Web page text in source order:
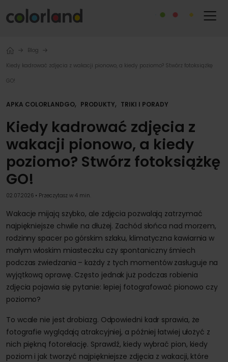
Blog
Kiedy kadrować zdjęcia z wakacji pionowo, a kiedy poziomo? Stwórz fotoksiążkę
GO!
APKA COLORLANDGO, PRODUKTY, TRIKI I PORADY
Kiedy kadrować zdjęcia z
wakacji pionowo, a kiedy
poziomo? Stwórz fotoksiążkę
GO!
02.07.2026 • Przeczytasz w 4 min.
Wakacje mijają szybko, ale zdjęcia pozwalają zatrzymać
najpiękniejsze chwile na dłużej. Zachód słońca nad morzem,
rodzinny spacer po górskim szlaku, klimatyczna kawiarnia w
małym włoskim miasteczku czy spontaniczny śmiech
podczas zwiedzania – każdy z tych momentów zasługuje na
wyjątkową oprawę. Często jednak już podczas robienia
zdjęcia pojawia się pytanie: lepiej fotografować pionowo czy
poziomo?
To wcale nie jest drobiazg. Odpowiedni kadr sprawia, że
fotografie wyglądają atrakcyjniej, a później łatwiej ułożyć z
nich piękną fotorelację. Sprawdź, kiedy wybrać pion, kiedy
poziom i jak tworzyć najpiękniejsze zdjęcia z wakacji, które